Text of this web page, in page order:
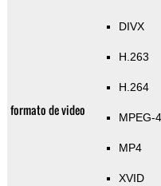
formato de video
DIVX
H.263
H.264
MPEG-4
MP4
XVID